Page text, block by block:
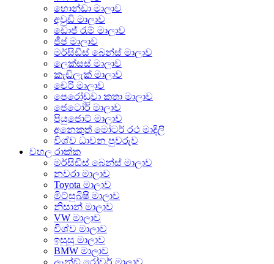
හොන්ඩා මාලාව
අවුඩි මාලාව
ඩොජ් රැම් මාලාව
ජීප් මාලාව
මර්සිඩීස් බෙන්ස් මාලාව
ලෙක්සස් මාලාව
කැඩිලැක් මාලාව
චෙරි මාලාව
පෙරෝඩුවා කතා මාලාව
ජෙටෝර් මාලාව
පියුජොට් මාලාව
අනෙකුත් මෝටර් රථ මාදිලි
විශ්ව ධාවන පුවරුව
වහල රාක්ක
මර්සිඩීස් බෙන්ස් මාලාව
නවරා මාලාව
Toyota මාලාව
මිට්සුබිෂි මාලාව
නිසාන් මාලාව
VW මාලාව
විශ්ව මාලාව
ඉසුසු මාලාව
BMW මාලාව
ලෑන්ඩ් රෝවර් මාලාව